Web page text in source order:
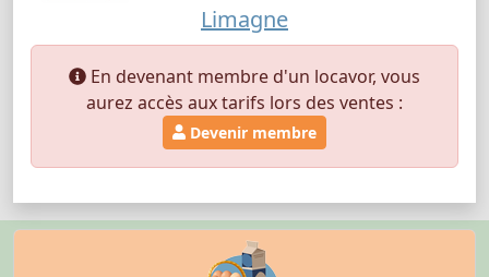
Limagne
En devenant membre d'un locavor, vous
aurez accès aux tarifs lors des ventes :
Devenir membre